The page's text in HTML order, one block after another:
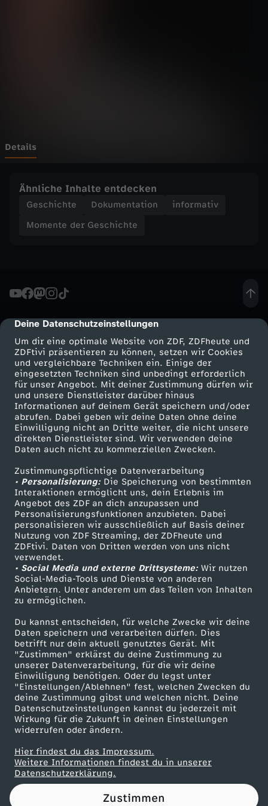
cmp-dialog-description
Deine Datenschutzeinstellungen
Um dir eine optimale Website von ZDF, ZDFheute und
ZDFtivi präsentieren zu können, setzen wir Cookies
und vergleichbare Techniken ein. Einige der
eingesetzten Techniken sind unbedingt erforderlich
für unser Angebot. Mit deiner Zustimmung dürfen wir
und unsere Dienstleister darüber hinaus
Informationen auf deinem Gerät speichern und/oder
abrufen. Dabei geben wir deine Daten ohne deine
Einwilligung nicht an Dritte weiter, die nicht unsere
direkten Dienstleister sind. Wir verwenden deine
Daten auch nicht zu kommerziellen Zwecken.
Zustimmungspflichtige Datenverarbeitung
• Personalisierung:Die Speicherung von bestimmten
Interaktionen ermöglicht uns, dein Erlebnis im
Angebot des ZDF an dich anzupassen und
Personalisierungsfunktionen anzubieten. Dabei
personalisieren wir ausschließlich auf Basis deiner
Nutzung von ZDF Streaming, der ZDFheute und
ZDFtivi. Daten von Dritten werden von uns nicht
verwendet.
• Social Media und externe Drittsysteme:Wir nutzen
Social-Media-Tools und Dienste von anderen
Anbietern. Unter anderem um das Teilen von Inhalten
zu ermöglichen.
Du kannst entscheiden, für welche Zwecke wir deine
Daten speichern und verarbeiten dürfen. Dies
betrifft nur dein aktuell genutztes Gerät. Mit
"Zustimmen" erklärst du deine Zustimmung zu
unserer Datenverarbeitung, für die wir deine
Einwilligung benötigen. Oder du legst unter
"Einstellungen/Ablehnen" fest, welchen Zwecken du
deine Zustimmung gibst und welchen nicht. Deine
Datenschutzeinstellungen kannst du jederzeit mit
Wirkung für die Zukunft in deinen Einstellungen
widerrufen oder ändern.
Hier findest du das Impressum.
Weitere Informationen findest du in unserer
Datenschutzerklärung.
Zustimmen
s
h
h
t
e
-
"
I
c
h
s
o
l
l
t
e
a
l
s
v
Details
Ähnliche Inhalte entdecken
Geschichte Dokumentation
informativ
Momente der Geschichte
Mehr ZDF
ZDF-Apps
Smart TV
ZDFtext
Livestreams
Sendungen A-Z
TV-Programm
Service
ZDFmitreden
Kontakt zum ZDF
Tickets
Zuschauerservice
Hilfe
ZDF Unternehmen
Karriere
ZDF goes Schule
Werbefernsehen
Mainzelmännchen
Partner